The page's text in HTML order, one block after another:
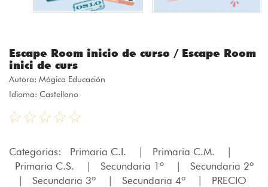
Escape Room inicio de curso / Escape Room
inici de curs
Autora: Mágica Educación
Idioma: Castellano
Categorias: Primaria C.I. | Primaria C.M.
|
Primaria C.S.
| Secundaria 1º |
Secundaria 2º
|
Secundaria 3º | Secundaria 4º |
PRECIO